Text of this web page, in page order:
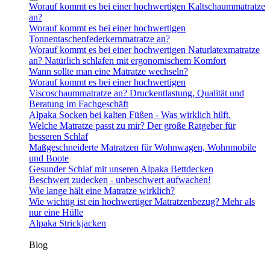
Worauf kommt es bei einer hochwertigen Kaltschaummatratze
an?
Worauf kommt es bei einer hochwertigen
Tonnentaschenfederkernmatratze an?
Worauf kommt es bei einer hochwertigen Naturlatexmatratze
an? Natürlich schlafen mit ergonomischem Komfort
Wann sollte man eine Matratze wechseln?
Worauf kommt es bei einer hochwertigen
Viscoschaummatratze an? Druckentlastung, Qualität und
Beratung im Fachgeschäft
Alpaka Socken bei kalten Füßen - Was wirklich hilft.
Welche Matratze passt zu mir? Der große Ratgeber für
besseren Schlaf
Maßgeschneiderte Matratzen für Wohnwagen, Wohnmobile
und Boote
Gesunder Schlaf mit unseren Alpaka Bettdecken
Beschwert zudecken - unbeschwert aufwachen!
Wie lange hält eine Matratze wirklich?
Wie wichtig ist ein hochwertiger Matratzenbezug? Mehr als
nur eine Hülle
Alpaka Strickjacken
Blog